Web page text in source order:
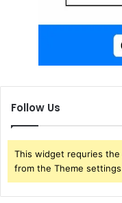
Follow Us
This widget requries the
from the Theme